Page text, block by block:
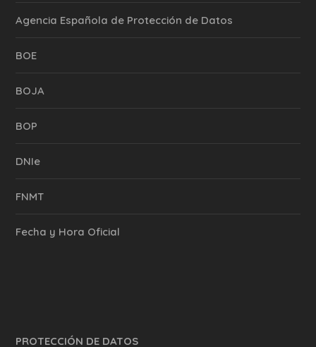
Agencia Española de Protección de Datos
BOE
BOJA
BOP
DNIe
FNMT
Fecha y Hora Oficial
PROTECCIÓN DE DATOS